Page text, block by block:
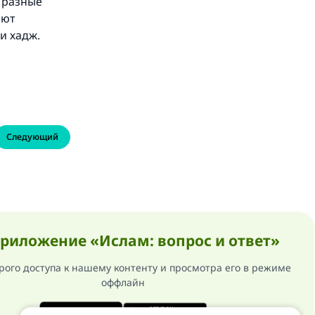
хадж.
Следующий
«Ислам: вопрос и ответ»
доступа к нашему контенту и просмотра его в режиме
оффлайн